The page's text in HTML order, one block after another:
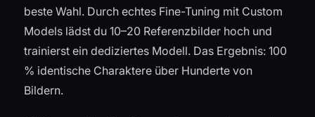
beste Wahl. Durch echtes Fine-Tuning mit Custom
Models lädst du 10–20 Referenzbilder hoch und
trainierst ein dediziertes Modell. Das Ergebnis: 100
% identische Charaktere über Hunderte von
Bildern.